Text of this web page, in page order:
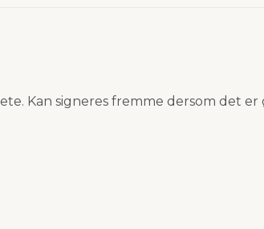
Kan signeres fremme dersom det er